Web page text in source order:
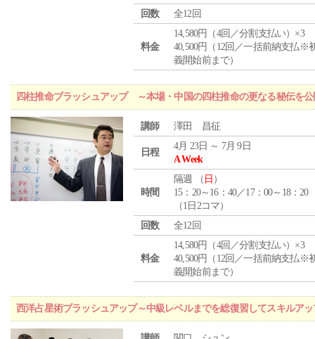
回数
全12回
料金
14,580円（4回／分割支払い）×3
40,500円（12回／一括前納支払※
義開始前まで）
四柱推命ブラッシュアップ ～本場・中国の四柱推命の更なる秘伝を
講師 澤田 昌征
日程
4月 23日 ～ 7月 9日
A Week
時間
隔週 （ 日 ）
15：20～16：40／17：00～18：20
（1日2コマ）
回数
全12回
料金
14,580円（4回／分割支払い）×3
40,500円（12回／一括前納支払※
義開始前まで）
西洋占星術ブラッシュアップ～中級レベルまでを総復習してスキルア